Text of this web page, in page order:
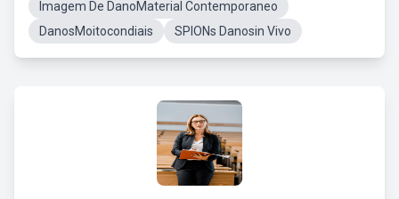
Imagem De DanoMaterial Contemporaneo
DanosMoitocondiais
SPIONs Danosin Vivo